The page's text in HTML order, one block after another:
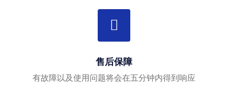
售后保障
有故障以及使用问题将会在五分钟内得到响应